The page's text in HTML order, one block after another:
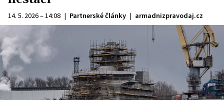
14. 5. 2026 – 14:08 | Partnerské články | armadnizpravodaj.cz